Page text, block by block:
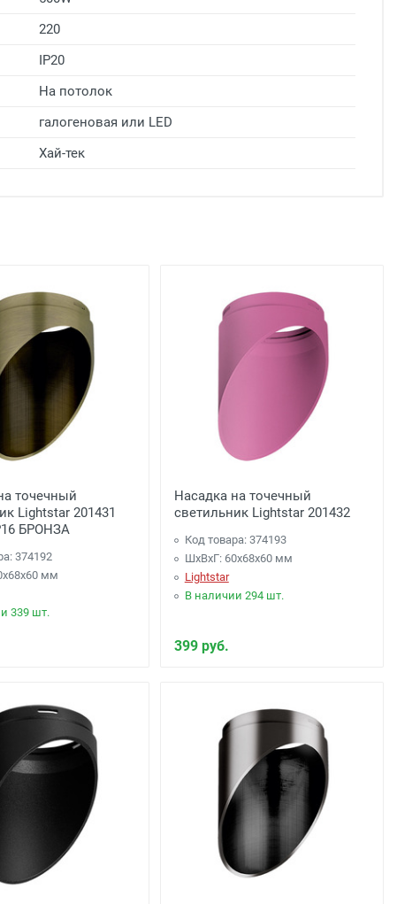
220
IP20
На потолок
галогеновая или LED
Хай-тек
рублей), до подъезда;
точечный
Lightstar 201431
БРОНЗА
374192
мм
339 шт.
Насадка на точечный
светильник Lightstar 201432
Код товара: 374193
ШхВхГ: 60x68x60 мм
Lightstar
В наличии 294 шт.
399 руб.